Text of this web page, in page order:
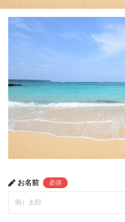
お名前 必須